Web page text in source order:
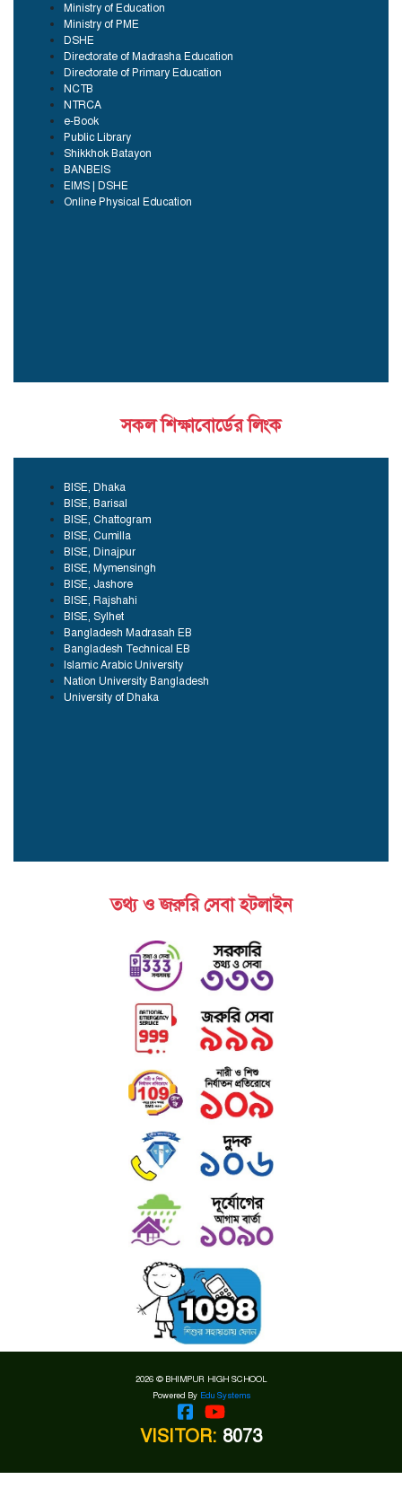
Ministry of Education
Ministry of PME
DSHE
Directorate of Madrasha Education
Directorate of Primary Education
NCTB
NTRCA
e-Book
Public Library
Shikkhok Batayon
BANBEIS
EIMS | DSHE
Online Physical Education
সকল শিক্ষাবোর্ডের লিংক
BISE, Dhaka
BISE, Barisal
BISE, Chattogram
BISE, Cumilla
BISE, Dinajpur
BISE, Mymensingh
BISE, Jashore
BISE, Rajshahi
BISE, Sylhet
Bangladesh Madrasah EB
Bangladesh Technical EB
Islamic Arabic University
Nation University Bangladesh
University of Dhaka
তথ্য ও জরুরি সেবা হটলাইন
2026 © BHIMPUR HIGH SCHOOL
Powered By Edu Systems
VISITOR: 8073